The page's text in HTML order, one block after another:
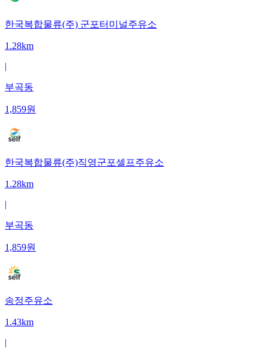
한국복합물류(주) 군포터미널주유소
1.28km
|
부곡동
1,859원
한국복합물류(주)직영군포셀프주유소
1.28km
|
부곡동
1,859원
송정주유소
1.43km
|